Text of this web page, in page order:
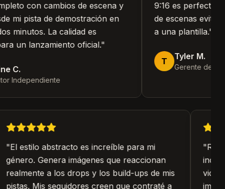
con cambios de escena y
mi pista de demostración en
minutos. La calidad es
un lanzamiento oficial."
C.
Independiente
9:16 es perfecta
de escenas evita
a una plantilla."
T Tyler M.
Gerente de
"El estilo abstracto es increíble para mi
género. Genera imágenes que reaccionan
realmente a los drops y los build-ups de mis
pistas. Mis seguidores creen que contraté a
"